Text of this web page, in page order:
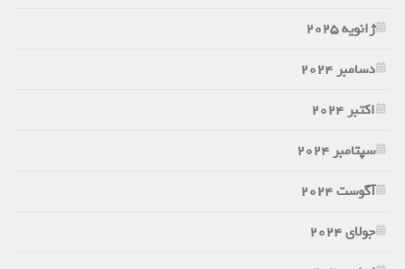
ژانویه 2025
دسامبر 2024
اکتبر 2024
سپتامبر 2024
آگوست 2024
جولای 2024